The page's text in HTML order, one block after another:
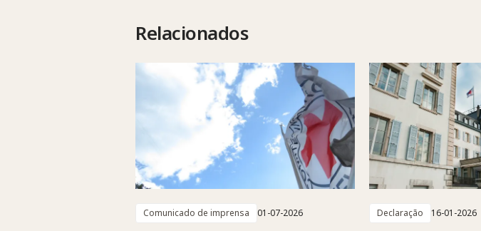
Relacionados
Comunicado de imprensa 01-07-2026 Declaração 16-01-2026